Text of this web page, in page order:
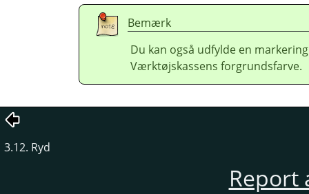
Bemærk
Du kan også udfylde en
Værktøjskassens forgrundsfarve.
3.12. Ryd
Report